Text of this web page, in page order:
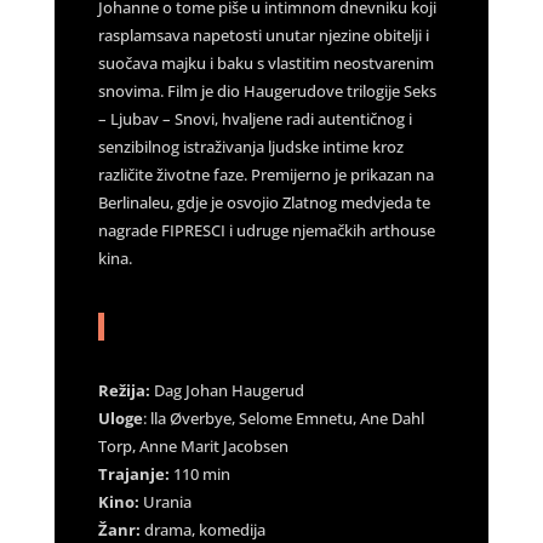
Johanne o tome piše u intimnom dnevniku koji
rasplamsava napetosti unutar njezine obitelji i
suočava majku i baku s vlastitim neostvarenim
snovima. Film je dio Haugerudove trilogije Seks
– Ljubav – Snovi, hvaljene radi autentičnog i
senzibilnog istraživanja ljudske intime kroz
različite životne faze. Premijerno je prikazan na
Berlinaleu, gdje je osvojio Zlatnog medvjeda te
nagrade FIPRESCI i udruge njemačkih arthouse
kina.
Režija: Dag Johan Haugerud
Uloge: lla Øverbye, Selome Emnetu, Ane Dahl
Torp, Anne Marit Jacobsen
Trajanje: 110 min
Kino: Urania
Žanr: drama, komedija